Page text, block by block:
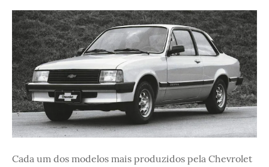
Cada um dos modelos mais produzidos pela Chevrolet